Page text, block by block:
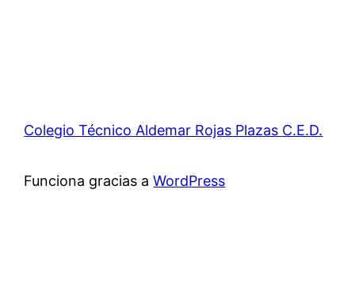
Colegio Técnico Aldemar Rojas Plazas C.E.D.
Funciona gracias aWordPress